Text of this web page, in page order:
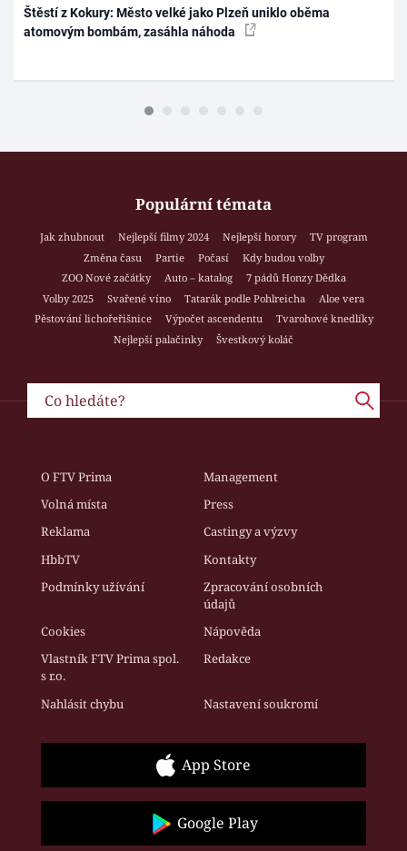
Štěstí z Kokury: Město velké jako Plzeň uniklo oběma
atomovým bombám, zasáhla náhoda
Populární témata
Jak zhubnout Nejlepší filmy 2024 Nejlepší horory
TV program
Změna času
Partie Počasí
Kdy budou volby
ZOO Nové začátky
Auto – katalog
7 pádů Honzy Dědka
Volby 2025
Svařené víno Tatarák podle Pohlreicha
Aloe vera
Pěstování lichořeřišnice
Výpočet ascendentu
Tvarohové knedlíky
Nejlepší palačinky
Švestkový koláč
O FTV Prima
Management
Volná místa
Press
Reklama
Castingy a výzvy
HbbTV
Kontakty
Podmínky užívání
Zpracování osobních
údajů
Cookies
Nápověda
Vlastník FTV Prima spol.
s r.o.
Redakce
Nahlásit chybu Nastavení soukromí
App Store
Google Play